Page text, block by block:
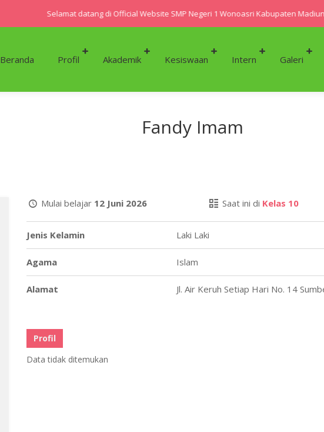
Selamat datang di Official Website SMP Negeri 1 Wonoasri Kabupaten Madiun
Beranda Profil Akademik Kesiswaan Intern Galeri
Fandy Imam
Mulai belajar 12 Juni 2026 Saat ini di Kelas 10
Jenis Kelamin Laki Laki
Agama Islam
Alamat Jl. Air Keruh Setiap Hari No. 14
Profil
Data tidak ditemukan